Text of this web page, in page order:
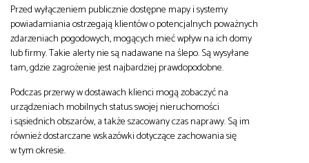
Przed wyłączeniem publicznie dostępne mapy i systemy
powiadamiania ostrzegają klientów o potencjalnych poważnych
zdarzeniach pogodowych, mogących mieć wpływ na ich domy
lub firmy. Takie alerty nie są nadawane na ślepo. Są wysyłane
tam, gdzie zagrożenie jest najbardziej prawdopodobne.
Podczas przerwy w dostawach klienci mogą zobaczyć na
urządzeniach mobilnych status swojej nieruchomości
i sąsiednich obszarów, a także szacowany czas naprawy. Są im
również dostarczane wskazówki dotyczące zachowania się
w tym okresie.